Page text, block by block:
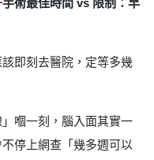
該即刻去醫院，定等多幾
嗰一刻，腦入面其實一
停上網查「幾多週可以